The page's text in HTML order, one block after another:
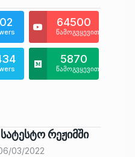
64500
წამოგვყევით
5870
წამოგვყევით
რეჟიმში
03/2022